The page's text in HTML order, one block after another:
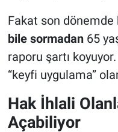
Fakat son dönemde
bile sormadan65
raporu şartı
“keyfi uygulama”
Hak İhlali
Açabiliyor